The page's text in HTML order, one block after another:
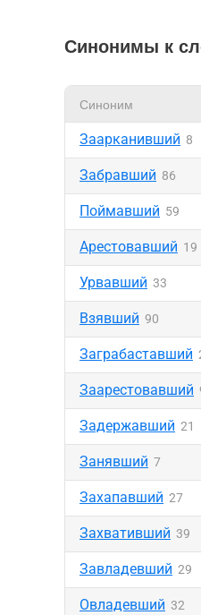
Синонимы к
Синоним
Заарканивший 8
Забравший 86
Поймавший 59
Арестовавший 19
Урвавший 33
Взявший 90
Заграбаставший
Заарестовавший
Задержавший 21
Занявший 7
Захапавший 27
Захвативший 39
Завладевший 29
Овладевший 32